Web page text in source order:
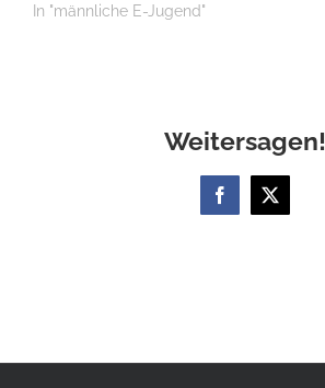
In "männliche E-Jugend"
Weitersagen!
Facebook
X